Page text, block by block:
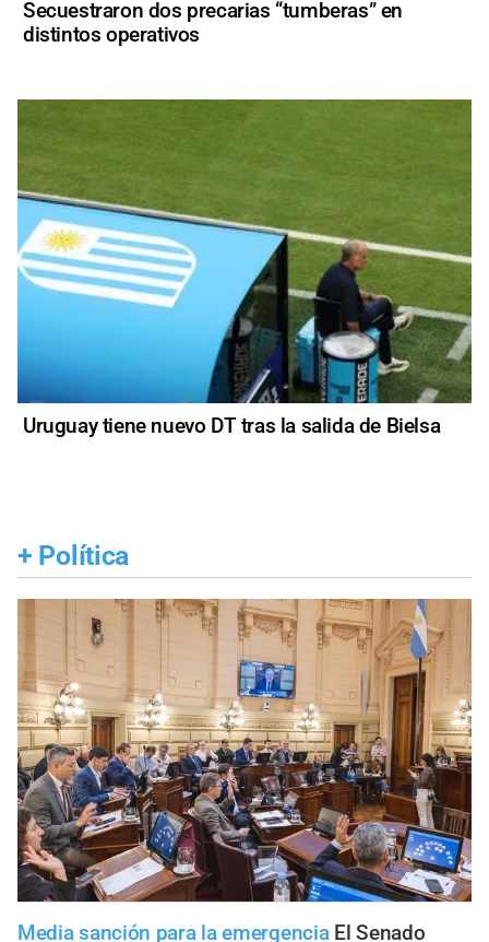
Secuestraron dos precarias “tumberas” en
distintos operativos
Uruguay tiene nuevo DT tras la salida de Bielsa
+ Política
Media sanción para la emergencia El Senado